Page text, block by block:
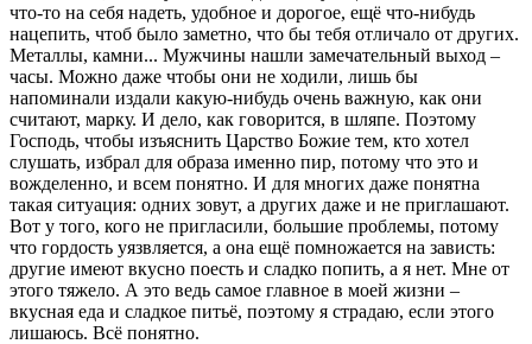
что-то на себя надеть, удобное и дорогое, ещё что-нибудь
нацепить, чтоб было заметно, что бы тебя отличало от других.
Металлы, камни... Мужчины нашли замечательный выход –
часы. Можно даже чтобы они не ходили, лишь бы
напоминали издали какую-нибудь очень важную, как они
считают, марку. И дело, как говорится, в шляпе. Поэтому
Господь, чтобы изъяснить Царство Божие тем, кто хотел
слушать, избрал для образа именно пир, потому что это и
вожделенно, и всем понятно. И для многих даже понятна
такая ситуация: одних зовут, а других даже и не приглашают.
Вот у того, кого не пригласили, большие проблемы, потому
что гордость уязвляется, а она ещё помножается на зависть:
другие имеют вкусно поесть и сладко попить, а я нет. Мне от
этого тяжело. А это ведь самое главное в моей жизни –
вкусная еда и сладкое питьё, поэтому я страдаю, если этого
лишаюсь. Всё понятно.